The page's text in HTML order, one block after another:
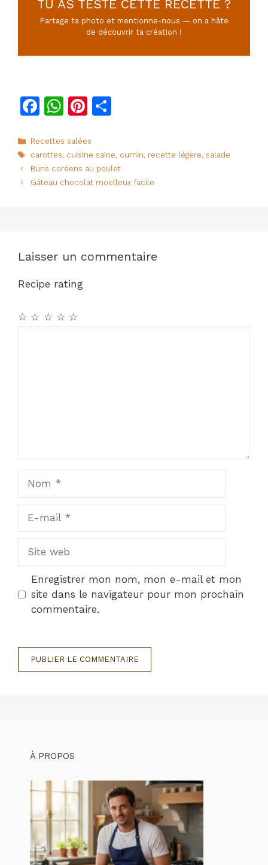
TU AS TESTÉ CETTE RECETTE ?
Partage ta photo et mentionne-nous — on a hâte
de découvrir ta création !
F
c
e
b
W
at
s
A
Pi
te
re
st
g
er
Catégories
Recettes salées
Étiquettes
carottes, cuisine saine, cumin, recette légère, salade
Buns coréens au poulet
Gâteau chocolat moelleux facile
Laisser un commentaire
Recipe rating
☆
☆
☆
☆
☆
mail
web
Enregistrer mon nom, mon e-mail et mon
site dans le navigateur pour mon prochain
commentaire.
À PROPOS